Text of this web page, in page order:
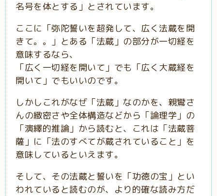
名号を体とする」とされています。
ここに「弥陀誓いを超発して、広く法蔵を開
きて。。」とある「法蔵」の部分が一切経を
意味するなら、
「広く一切経を開いて」でも「広く大蔵経を
開いて」でもいいのです。
しかしこれがなぜ「法蔵」なのかを、親鸞さ
んの緻密さや全体構造などから「論理学」の
「演繹的推論」から読むと、これは「法蔵菩
薩」に「法のすべてが蔵されていること」を
意味しているといえます。
そして、その法蔵と誓いを「功徳の宝」とい
われていると読むのが、より的確な読み方だ